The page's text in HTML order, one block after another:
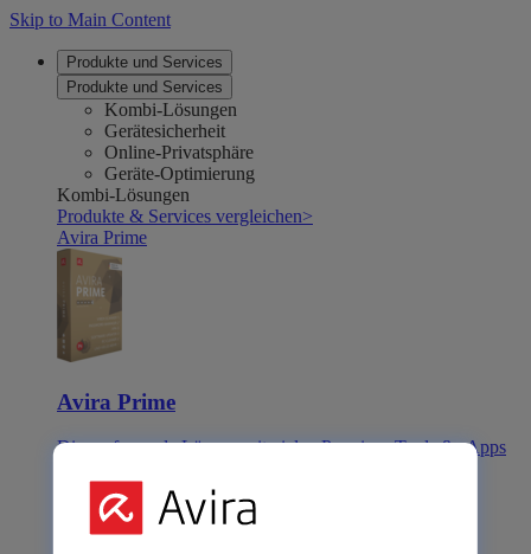
Skip to Main Content
Produkte und Services
Produkte und Services
Kombi-Lösungen
Gerätesicherheit
Online-Privatsphäre
Geräte-Optimierung
Kombi-Lösungen
Produkte & Services vergleichen>
Avira Prime
Avira Prime
Die umfassende Lösung mit vielen Premium-Tools & -Apps
Avira Internet Security